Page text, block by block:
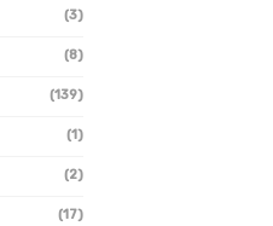
(3)
(8)
(139)
(1)
(2)
(17)